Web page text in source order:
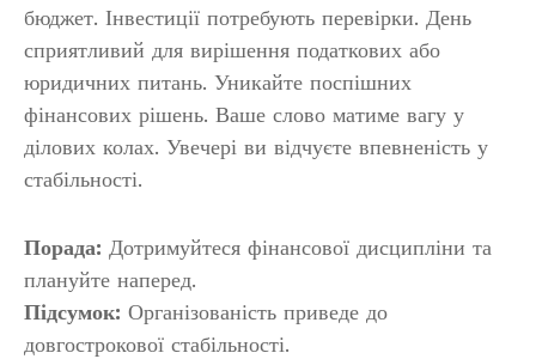
бюджет. Інвестиції потребують перевірки. День
сприятливий для вирішення податкових або
юридичних питань. Уникайте поспішних
фінансових рішень. Ваше слово матиме вагу у
ділових колах. Увечері ви відчуєте впевненість у
стабільності.
Порада: Дотримуйтеся фінансової дисципліни та
плануйте наперед.
Підсумок: Організованість приведе до
довгострокової стабільності.